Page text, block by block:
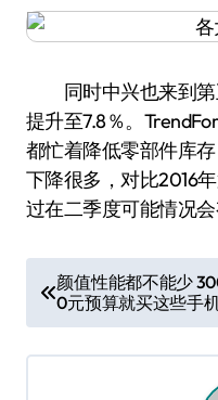
同时中兴也来到第
提升至7.8％。
都忙着降低零部件库
下降很多，对比2016
过在二季度可能情况会
章
导
颜值性能都不能少
0元预算就买这些手